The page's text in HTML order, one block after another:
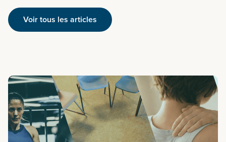
Voir tous les articles